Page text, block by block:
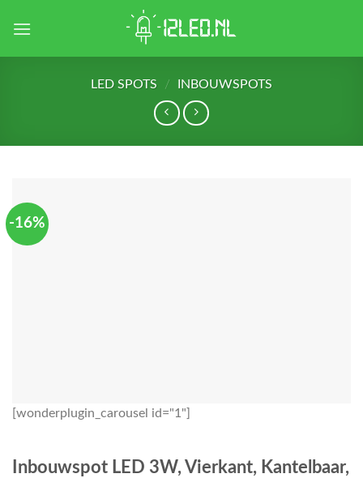
LED SPOTS / INBOUWSPOTS
-16%
[wonderplugin_carousel id="1"]
Inbouwspot LED 3W, Vierkant, Kantelbaar,